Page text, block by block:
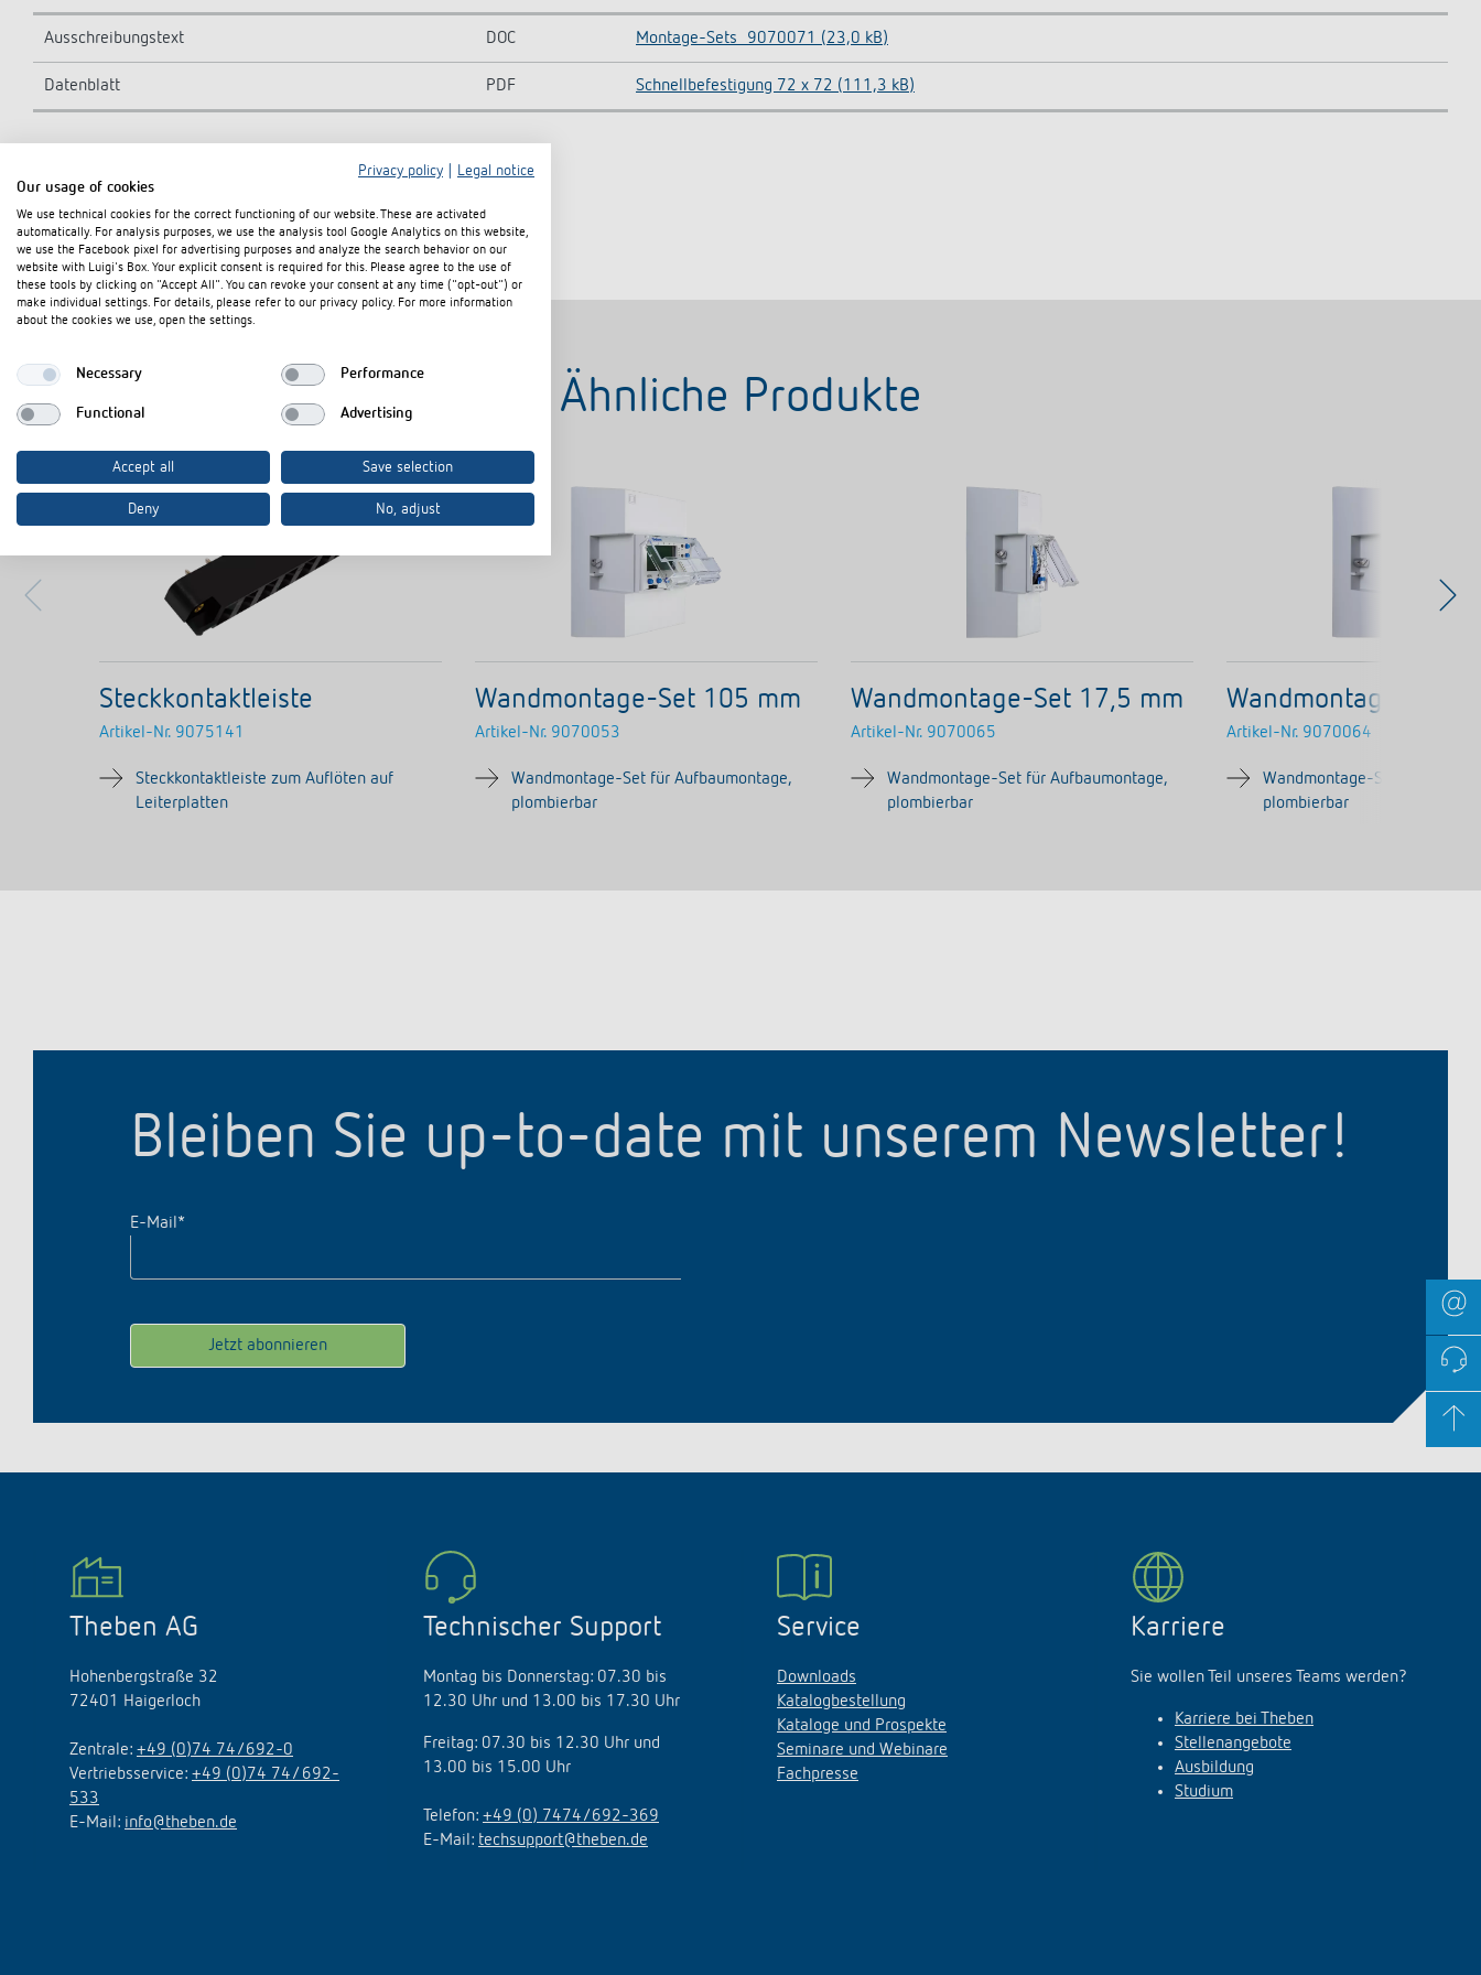
Ausschreibungstext DOC Montage-Sets_9070071 (23,0 kB)
Datenblatt PDF Schnellbefestigung 72 x 72 (111,3 kB)
Ähnliche Produkte
Steckkontaktleiste
Artikel-Nr. 9075141
Steckkontaktleiste zum Auflöten auf
Leiterplatten
Wandmontage-Set 105 mm
Artikel-Nr. 9070053
Wandmontage-Set für Aufbaumontage,
plombierbar
Wandmontage-Set 17,5 mm
Artikel-Nr. 9070065
Wandmontage-Set für Aufbaumontage,
plombierbar
Wandmontage-Set
Artikel-Nr. 9070064
Wandmontage-Set für
plombierbar
Bleiben Sie up-to-date mit unserem Newsletter!
E-Mail *
Theben AG
Hohenbergstraße 32
72401 Haigerloch
Zentrale: +49 (0)74 74/692-0
Vertriebsservice: +49 (0)74 74/ 692-
533
E-Mail: info@theben.de
Technischer Support
Montag bis Donnerstag: 07.30 bis
12.30 Uhr und 13.00 bis 17.30 Uhr
Freitag: 07.30 bis 12.30 Uhr und
13.00 bis 15.00 Uhr
Telefon: +49 (0) 7474/692-369
E-Mail: techsupport@theben.de
Service
Downloads
Katalogbestellung
Kataloge und Prospekte
Seminare und Webinare
Fachpresse
Karriere
Sie wollen Teil unseres Teams werden?
Karriere bei Theben
Stellenangebote
Ausbildung
Studium
Privacy policy
Legal notice
Our usage of cookies
We use technical cookies for the correct functioning of our website. These are activated
automatically. For analysis purposes, we use the analysis tool Google Analytics on this website,
we use the Facebook pixel for advertising purposes and analyze the search behavior on our
website with Luigi's Box. Your explicit consent is required for this. Please agree to the use of
these tools by clicking on "Accept All". You can revoke your consent at any time ("opt-out") or
make individual settings. For details, please refer to our privacy policy. For more information
about the cookies we use, open the settings.
Necessary Performance
Functional Advertising
Accept all Save selection
Deny No, adjust